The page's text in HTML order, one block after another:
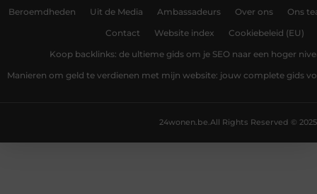
Beroemdheden Uit de Media Ambassadeurs Over ons Ons
Contact Website index Cookiebeleid (EU)
Koop backlinks: de ultieme gids om je SEO naar een hoger
Manieren om geld te verdienen met mijn website: jouw complete gids
All Rights Reserved © 2025
24wonen.be.